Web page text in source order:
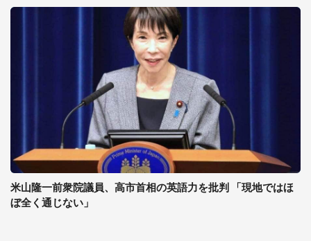
米山隆一前衆院議員、高市首相の英語力を批判 「現地ではほ
ぼ全く通じない」